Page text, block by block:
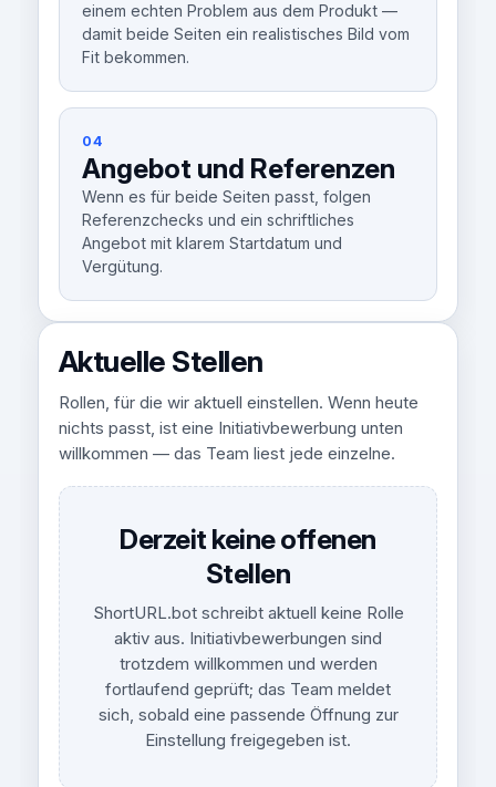
einem echten Problem aus dem Produkt —
damit beide Seiten ein realistisches Bild vom
Fit bekommen.
04
Angebot und Referenzen
Wenn es für beide Seiten passt, folgen
Referenzchecks und ein schriftliches
Angebot mit klarem Startdatum und
Vergütung.
Aktuelle Stellen
Rollen, für die wir aktuell einstellen. Wenn heute
nichts passt, ist eine Initiativbewerbung unten
willkommen — das Team liest jede einzelne.
Derzeit keine offenen
Stellen
ShortURL.bot schreibt aktuell keine Rolle
aktiv aus. Initiativbewerbungen sind
trotzdem willkommen und werden
fortlaufend geprüft; das Team meldet
sich, sobald eine passende Öffnung zur
Einstellung freigegeben ist.